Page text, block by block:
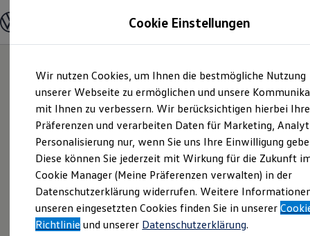
Hauptinhalt
springen
Footer
springen
Modelle und Konfigurator
Modelle vergleichen
Elektroautos
ENERGY Sondermodelle
Nutzfahrzeuge
SUV und CUV
Familienautos
Kombis
Kompaktwagen
Sportwagen
Schnell verfügbare Fahrzeuge
Angebote und Produkte
Aktuelle Angebote
E-Auto-Förderung
Volkswagen Marktplatz
Cookie Einstellungen
Wir nutzen Cookies, um Ihnen die bestmögliche Nutzung
unserer Webseite zu ermöglichen und unsere
mit Ihnen zu verbessern. Wir berücksichtigen hierbei Ihre
Präferenzen und verarbeiten Daten für Marketing,
Personalisierung nur, wenn Sie uns Ihre Einwilligung
Diese können Sie jederzeit mit Wirkung für die Zukunft
Cookie Manager (Meine Präferenzen verwalten) in der
Datenschutzerklärung widerrufen. Weitere
unseren eingesetzten Cookies finden Sie in unserer
Richtlinie und unserer Datenschutzerklärung.